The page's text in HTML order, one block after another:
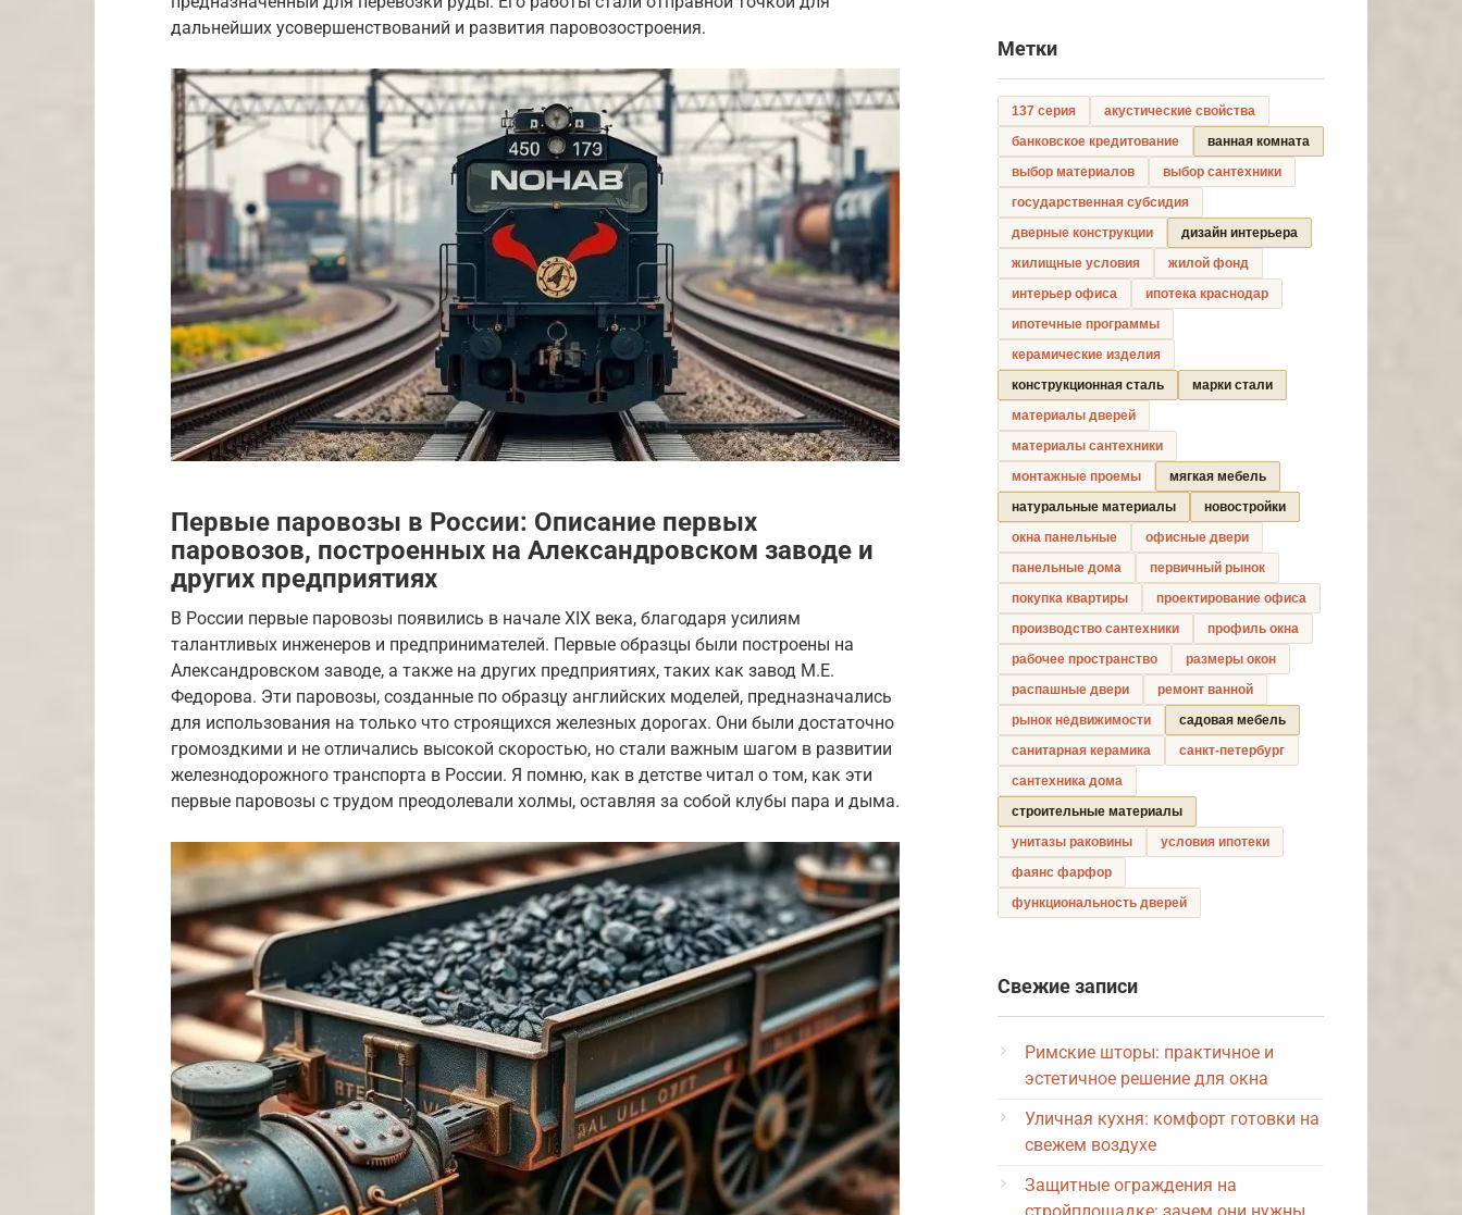
дальнейших усовершенствований и развития паровозостроения.
Первые паровозы в России: Описание первых
паровозов, построенных на Александровском заводе и
других предприятиях
В России первые паровозы появились в начале XIX века, благодаря усилиям
талантливых инженеров и предпринимателей. Первые образцы были построены на
Александровском заводе, а также на других предприятиях, таких как завод М.Е.
Федорова. Эти паровозы, созданные по образцу английских моделей, предназначались
для использования на только что строящихся железных дорогах. Они были достаточно
громоздкими и не отличались высокой скоростью, но стали важным шагом в развитии
железнодорожного транспорта в России. Я помню, как в детстве читал о том, как эти
первые паровозы с трудом преодолевали холмы, оставляя за собой клубы пара и дыма.
Метки
137 серия
акустические свойства
банковское кредитование
ванная комната
выбор материалов
выбор сантехники
государственная субсидия
дверные конструкции
дизайн интерьера
жилищные условия
жилой фонд
интерьер офиса
ипотека краснодар
ипотечные программы
керамические изделия
конструкционная сталь
марки стали
материалы дверей
материалы сантехники
монтажные проемы
мягкая мебель
натуральные материалы
новостройки
окна панельные
офисные двери
панельные дома
первичный рынок
покупка квартиры
проектирование офиса
производство сантехники
профиль окна
рабочее пространство
размеры окон
распашные двери
ремонт ванной
рынок недвижимости
садовая мебель
санитарная керамика
санкт-петербург
сантехника дома
строительные материалы
унитазы раковины
условия ипотеки
фаянс фарфор
функциональность дверей
Свежие записи
Римские шторы: практичное и
эстетичное решение для окна
Уличная кухня: комфорт готовки на
свежем воздухе
Защитные ограждения на